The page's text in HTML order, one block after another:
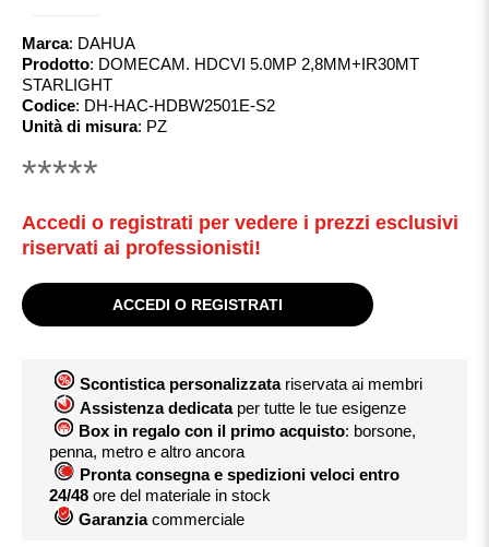
Marca: DAHUA
Prodotto: DOMECAM. HDCVI 5.0MP 2,8MM+IR30MT
STARLIGHT
Codice: DH-HAC-HDBW2501E-S2
Unità di misura: PZ
*****
Accedi o registrati per vedere i prezzi esclusivi
riservati ai professionisti!
ACCEDI O REGISTRATI
Scontistica personalizzatariservata ai membri
Assistenza dedicataper tutte le tue esigenze
Box in regalo con il primo acquisto: borsone,
penna, metro e altro ancora
Pronta consegna e spedizioni veloci entro
24/48 ore del materiale in stock
Garanziacommerciale